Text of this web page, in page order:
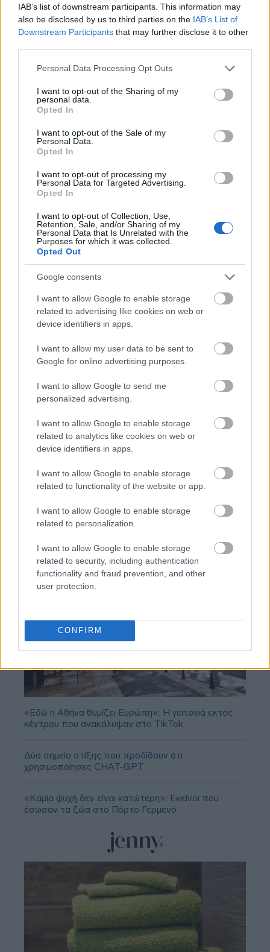
IAB’s list of downstream participants. This information may
also be disclosed by us to third parties on the IAB’s List of
Downstream Participants that may further disclose it to other
Please note that this website/app uses one or more Google
not limited to your visit or usage behaviour. You may click to
grant or deny consent to Google and its third-party tags to
use your data for below specified purposes in below Google
consent section.
Personal Data Processing Opt Outs
I want to opt-out of the Sharing of my
personal data.
Opted In
I want to opt-out of the Sale of my
Personal Data.
Opted In
I want to opt-out of processing my
Personal Data for Targeted Advertising.
Opted In
I want to opt-out of Collection, Use,
Retention, Sale, and/or Sharing of my
Personal Data that Is Unrelated with the
Purposes for which it was collected.
Opted Out
Google consents
I want to allow Google to enable storage
related to advertising like cookies on web or
device identifiers in apps.
I want to allow my user data to be sent to
Google for online advertising purposes.
I want to allow Google to send me
personalized advertising.
I want to allow Google to enable storage
related to analytics like cookies on web or
device identifiers in apps.
I want to allow Google to enable storage
related to functionality of the website or app.
I want to allow Google to enable storage
related to personalization.
I want to allow Google to enable storage
related to security, including authentication
functionality and fraud prevention, and other
user protection.
CONFIRM
Σήμερα το κρίσιμο ραντεβού στο Μέγαρο
Μαξίμου για τη βιομηχανία
BEST OF
Ολυμπιακός: Τελειώνει άμεσα του Μπραγκάντσα
σύμφωνα με την A Bola
Λιβάι Γκαρσία - Παναθηναϊκός: Τα οικονομικά
δεδομένα του σπουδαίου deal
Νέντοβιτς για Γουόκαπ: «Είναι από τους πιο...
βρώμικους παίκτες της EuroLeague, αλλά τόσο καλό
«Εδώ η Αθήνα θυμίζει Ευρώπη»: H γειτονιά εκτός
κέντρου που ανακάλυψαν στο TikTok
Δύο σημείο στίξης που προδίδουν ότι
χρησιμοποίησες CHAT-GPT
«Καμία ψυχή δεν είναι κατώτερη»: Εκείνοι που
έσωσαν τα ζώα στο Πόρτο Γερμενό